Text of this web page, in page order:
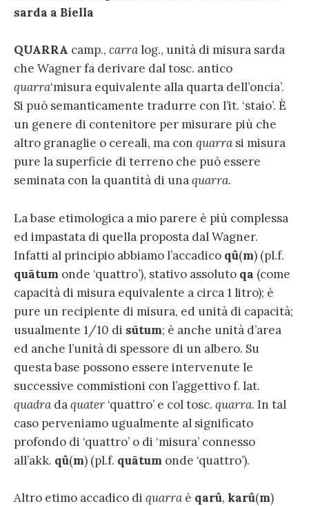
sarda a Biella
QUARRA camp., carralog., unità di misura sarda
che Wagner fa derivare dal tosc. antico
quarra‘misura equivalente alla quarta dell’oncia’.
Si può semanticamente tradurre con l’it. ‘staio’. È
un genere di contenitore per misurare più che
altro granaglie o cereali, ma con quarra si misura
pure la superficie di terreno che può essere
seminata con la quantità di unaquarra.
La base etimologica a mio parere è più complessa
ed impastata di quella proposta dal Wagner.
Infatti al principio abbiamo l’accadico qû(m) (pl.f.
quātum onde ‘quattro’), stativo assoluto qa (come
capacità di misura equivalente a circa 1 litro); è
pure un recipiente di misura, ed unità di capacità;
usualmente 1/10 di sūtum; è anche unità d’area
ed anche l’unità di spessore di un albero. Su
questa base possono essere intervenute le
successive commistioni con l’aggettivo f. lat.
quadra daquater ‘quattro’ e col tosc. quarra. In tal
caso perveniamo ugualmente al significato
profondo di ‘quattro’ o di ‘misura’ connesso
all’akk. qû(m) (pl.f. quātum onde ‘quattro’).
Altro etimo accadico di quarra è qarû, karû(m)